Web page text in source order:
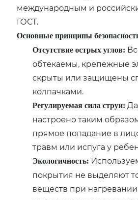
международным и
ГОСТ.
Основные принципы
Отсутствие острых углов:
обтекаемы, крепежные
скрыты или защищены
колпачками.
Регулируемая сила струи:
настроено таким
прямое попадание в
травм или испуга у
Экологичность:
покрытия не выделяют
веществ при